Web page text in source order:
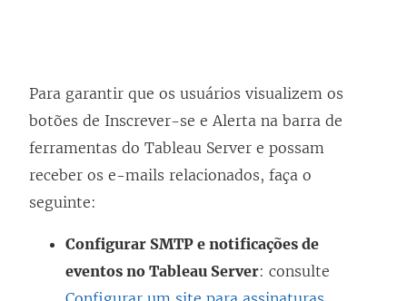
Para garantir que os usuários visualizem os
botões de Inscrever-se e Alerta na barra de
ferramentas do Tableau Server e possam
receber os e-mails relacionados, faça o
seguinte:
Configurar SMTP e notificações de
eventos no Tableau Server: consulte